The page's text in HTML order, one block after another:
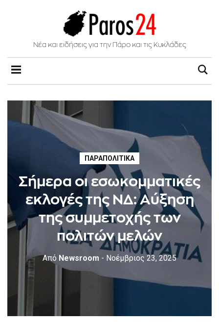
Νέα και ειδήσεις για την Πάρο και τις Κυκλάδες
ΠΑΡΑΠΟΛΙΤΙΚΆ
Σήμερα οι εσωκομματικές
εκλογές της ΝΔ: Αύξηση
της συμμετοχής των
πολιτών μελών
Από Newsroom - Νοέμβριος 23, 2025